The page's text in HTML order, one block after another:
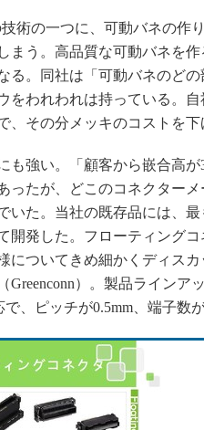
術の一つに、可動バネの作
まう。高品質な可動バネを
る。同社は「可動バネのど
をわれわれは持っている。
、その分メッキのコストを下
強い。「顧客から嵌合高が
ったが、どこのコネクター
いた。当社の既存品には、
開発した。フローティング
についてきめ細かくディス
Greenconn）。製品ラインア
、ピッチが0.5mm、端子数